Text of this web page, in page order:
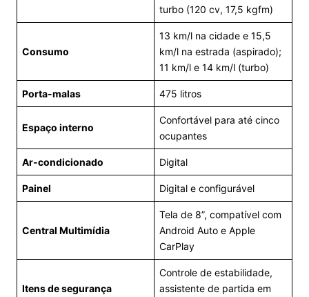
turbo (120 cv, 17,5 kgfm)
Consumo
13 km/l na cidade e 15,5
km/l na estrada (aspirado);
11 km/l e 14 km/l (turbo)
Porta-malas 475 litros
Espaço interno
Confortável para até cinco
ocupantes
Ar-condicionado Digital
Painel Digital e configurável
Central Multimídia
Tela de 8”, compatível com
Android Auto e Apple
CarPlay
Itens de segurança
Controle de estabilidade,
assistente de partida em